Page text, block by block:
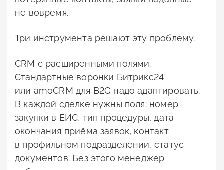
не вовремя.
Три инструмента решают эту проблему.
CRM с расширенными полями.
Стандартные воронки Битрикс24
или amoCRM для B2G надо адаптировать.
В каждой сделке нужны поля: номер
закупки в ЕИС, тип процедуры, дата
окончания приёма заявок, контакт
в профильном подразделении, статус
документов. Без этого менеджер